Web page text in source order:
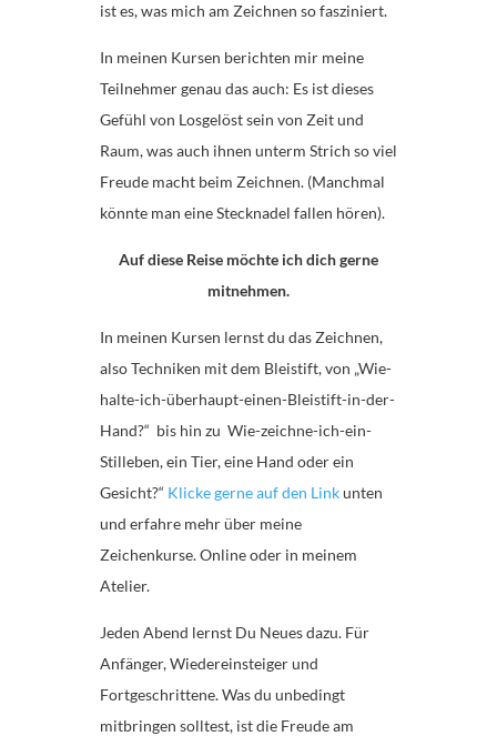
ist es, was mich am Zeichnen so fasziniert.
In meinen Kursen berichten mir meine
Teilnehmer genau das auch: Es ist dieses
Gefühl von Losgelöst sein von Zeit und
Raum, was auch ihnen unterm Strich so viel
Freude macht beim Zeichnen. (Manchmal
könnte man eine Stecknadel fallen hören).
Auf diese Reise möchte ich dich gerne
mitnehmen.
In meinen Kursen lernst du das Zeichnen,
also Techniken mit dem Bleistift, von „Wie-
halte-ich-überhaupt-einen-Bleistift-in-der-
Hand?“ bis hin zu Wie-zeichne-ich-ein-
Stilleben, ein Tier, eine Hand oder ein
Gesicht?“ Klicke gerne auf den Linkunten
und erfahre mehr über meine
Zeichenkurse. Online oder in meinem
Atelier.
Jeden Abend lernst Du Neues dazu. Für
Anfänger, Wiedereinsteiger und
Fortgeschrittene. Was du unbedingt
mitbringen solltest, ist die Freude am